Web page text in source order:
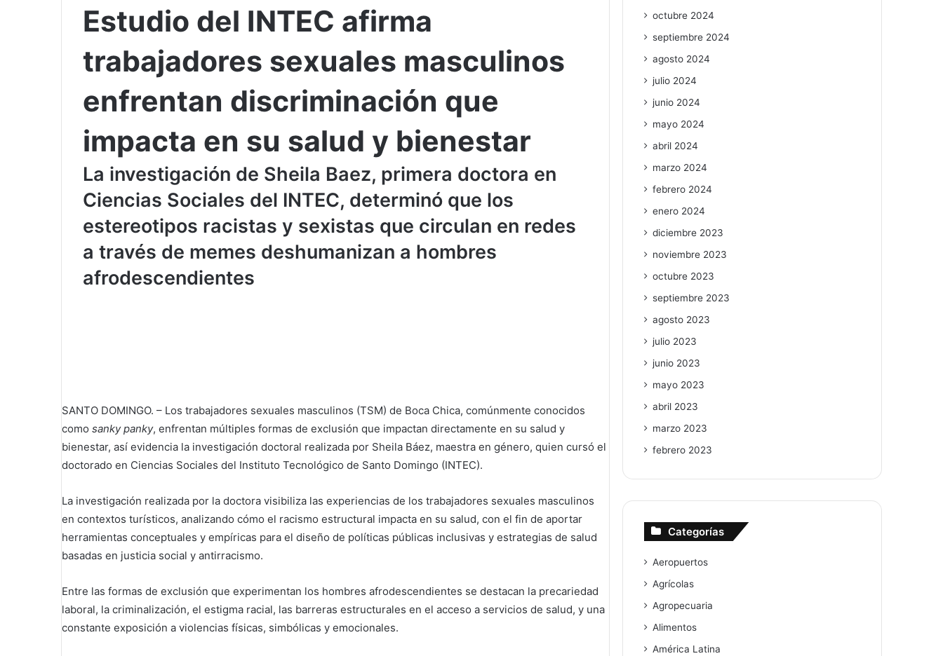
Estudio del INTEC afirma
trabajadores sexuales masculinos
enfrentan discriminación que
impacta en su salud y bienestar
La investigación de Sheila Baez, primera doctora en
Ciencias Sociales del INTEC, determinó que los
estereotipos racistas y sexistas que circulan en redes
a través de memes deshumanizan a hombres
afrodescendientes
SANTO DOMINGO. – Los trabajadores sexuales masculinos (TSM) de Boca Chica, comúnmente conocidos
como sanky panky, enfrentan múltiples formas de exclusión que impactan directamente en su salud y
bienestar, así evidencia la investigación doctoral realizada por Sheila Báez, maestra en género, quien cursó el
doctorado en Ciencias Sociales del Instituto Tecnológico de Santo Domingo (INTEC).
La investigación realizada por la doctora visibiliza las experiencias de los trabajadores sexuales masculinos
en contextos turísticos, analizando cómo el racismo estructural impacta en su salud, con el fin de aportar
herramientas conceptuales y empíricas para el diseño de políticas públicas inclusivas y estrategias de salud
basadas en justicia social y antirracismo.
Entre las formas de exclusión que experimentan los hombres afrodescendientes se destacan la precariedad
laboral, la criminalización, el estigma racial, las barreras estructurales en el acceso a servicios de salud, y una
constante exposición a violencias físicas, simbólicas y emocionales.
octubre 2024
septiembre 2024
agosto 2024
julio 2024
junio 2024
mayo 2024
abril 2024
marzo 2024
febrero 2024
enero 2024
diciembre 2023
noviembre 2023
octubre 2023
septiembre 2023
agosto 2023
julio 2023
junio 2023
mayo 2023
abril 2023
marzo 2023
febrero 2023
Categorías
Aeropuertos
Agrícolas
Agropecuaria
Alimentos
América Latina